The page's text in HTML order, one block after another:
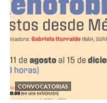
CONVOCATORIAS